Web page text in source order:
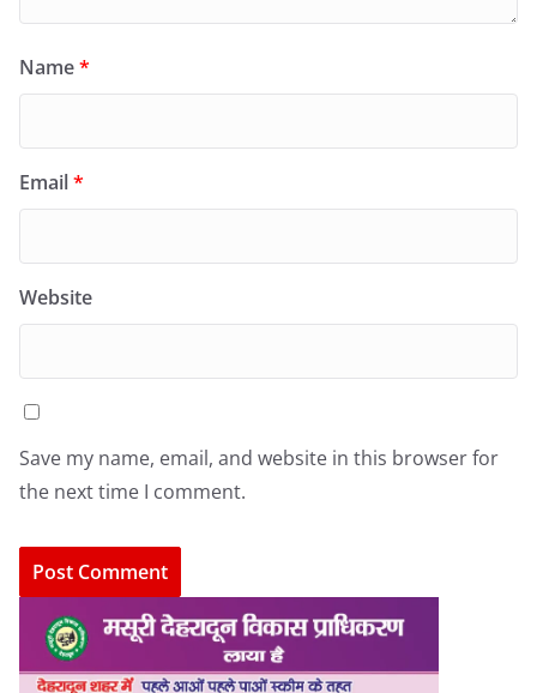
Name*
Email*
Website
Save my name, email, and website in this browser for
the next time I comment.